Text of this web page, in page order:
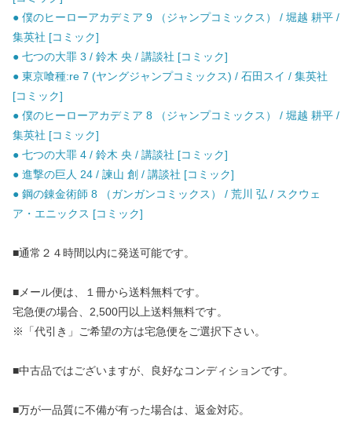
● 僕のヒーローアカデミア 9 （ジャンプコミックス） / 堀越 耕平 /
集英社 [コミック]
● 七つの大罪 3 / 鈴木 央 / 講談社 [コミック]
● 東京喰種:re 7 (ヤングジャンプコミックス) / 石田スイ / 集英社
[コミック]
● 僕のヒーローアカデミア 8 （ジャンプコミックス） / 堀越 耕平 /
集英社 [コミック]
● 七つの大罪 4 / 鈴木 央 / 講談社 [コミック]
● 進撃の巨人 24 / 諫山 創 / 講談社 [コミック]
● 鋼の錬金術師 8 （ガンガンコミックス） / 荒川 弘 / スクウェ
ア・エニックス [コミック]
■通常２４時間以内に発送可能です。
■メール便は、１冊から送料無料です。
宅急便の場合、2,500円以上送料無料です。
※「代引き」ご希望の方は宅急便をご選択下さい。
■中古品ではございますが、良好なコンディションです。
■万が一品質に不備が有った場合は、返金対応。